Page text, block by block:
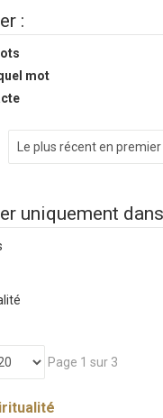
:
mot
uniquement
Page 1 sur 3